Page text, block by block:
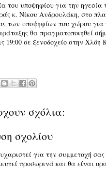
του υποψηφίου για την
κ. Νίκου Ανδρουλάκη, στο
των υποψηφίων του χώρου για
θα πραγματοποιηθεί
19:00 σε ξενοδοχείο στην Χλόη
σχόλια:
σχολίου
για την συμμετοχή σας
προσωρινά και θα είναι